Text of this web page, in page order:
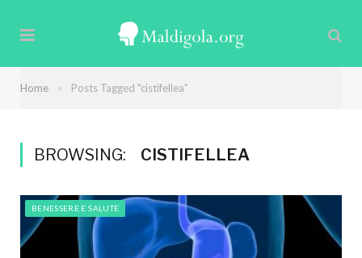
Home » Posts Tagged "cistifellea"
BROWSING: CISTIFELLEA
BENESSERE E SALUTE